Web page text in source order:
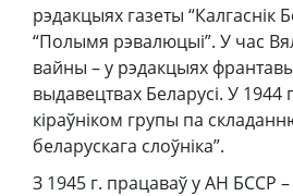
рэдакцыях газеты “Калгаснік
“Полымя рэвалюцыі”. У час
вайны – у рэдакцыях
выдавецтвах Беларусі. У
кіраўніком групы па
беларускага слоўніка”.
З 1945 г. працаваў у АН БССР –